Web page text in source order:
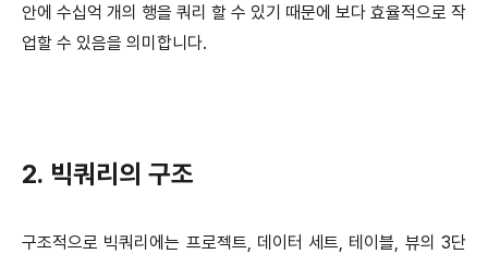
안에 수십억 개의 행을 쿼리 할 수 있기 때문에 보다 효율적으로 작
업할 수 있음을 의미합니다.
2. 빅쿼리의 구조
구조적으로 빅쿼리에는 프로젝트, 데이터 세트, 테이블, 뷰의 3단